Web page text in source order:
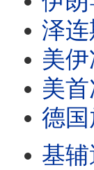
泽连斯基撤换
美伊冲突全
美首次将无人
德国放弃F126
基辅遭到俄军